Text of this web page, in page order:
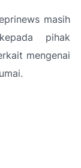
masih
pihak
mengenai